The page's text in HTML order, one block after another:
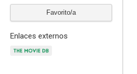
Favorito/a
Enlaces externos